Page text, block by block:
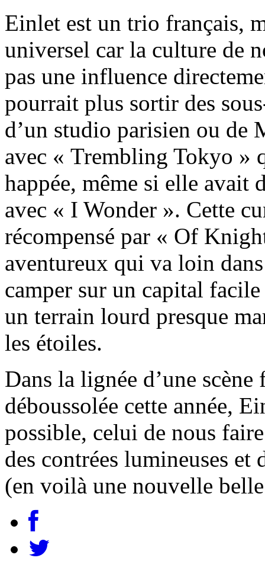
Einlet est un trio français,
universel car la culture de
pas une influence
pourrait plus sortir des
d’un studio parisien ou de
avec « Trembling Tokyo »
happée, même si elle avait
avec « I Wonder ». Cette
récompensé par « Of
aventureux qui va loin
camper sur un capital
un terrain lourd presque
les étoiles.
Dans la lignée d’une
déboussolée cette année,
possible, celui de nous
des contrées lumineuses et
(en voilà une nouvelle